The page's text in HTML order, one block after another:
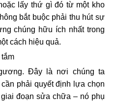
lấy thứ gì đó từ một kho
bắt buộc phải thu hút sự
chúng hữu ích nhất trong
cách hiệu quả.
Đây là nơi chúng ta
phải quyết định lựa chọn
đoạn sửa chữa – nó phụ